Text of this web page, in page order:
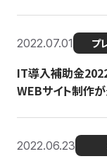
2022.07.01 プ
IT導入補助金
WEBサイト制作
2022.06.23